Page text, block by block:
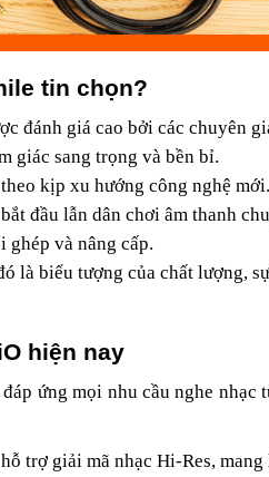
tin chọn?
đánh giá cao bởi các chuyên
giác sang trọng và bền bỉ.
kịp xu hướng công nghệ mới.
đầu lẫn dân chơi âm thanh
ghép và nâng cấp.
là biểu tượng của chất lượng,
hiện nay
ứng mọi nhu cầu nghe nhạc
trợ giải mã nhạc Hi-Res,